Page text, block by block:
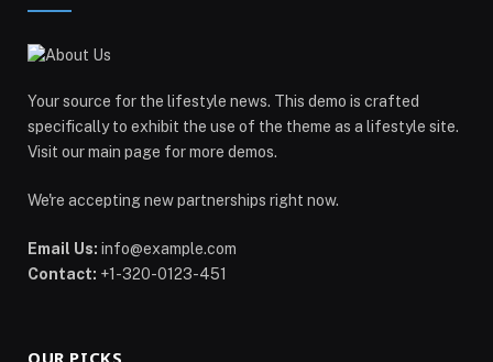
Your source for the lifestyle news. This demo is crafted
specifically to exhibit the use of the theme as a lifestyle site.
Visit our main page for more demos.
We're accepting new partnerships right now.
Email Us: info@example.com
Contact: +1-320-0123-451